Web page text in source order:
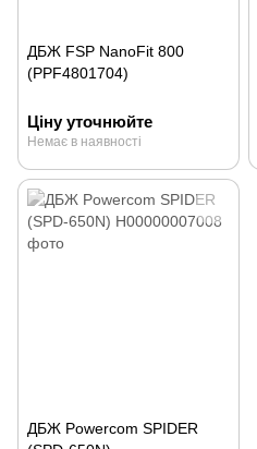
ДБЖ FSP NanoFit 800
(PPF4801704)
Ціну уточнюйте
Немає в наявності
ДБЖ Powercom SPIDER